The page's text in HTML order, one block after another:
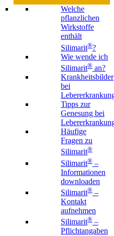
Welche
pflanzlichen
Wirkstoffe
enthält
Silimarit®?
Wie wende ich
Silimarit® an?
Krankheitsbilder
bei
Tipps zur
Genesung bei
Häufige
Fragen zu
Silimarit®
Silimarit® –
Informationen
downloaden
Silimarit® –
Kontakt
aufnehmen
Silimarit® –
Pflichtangaben